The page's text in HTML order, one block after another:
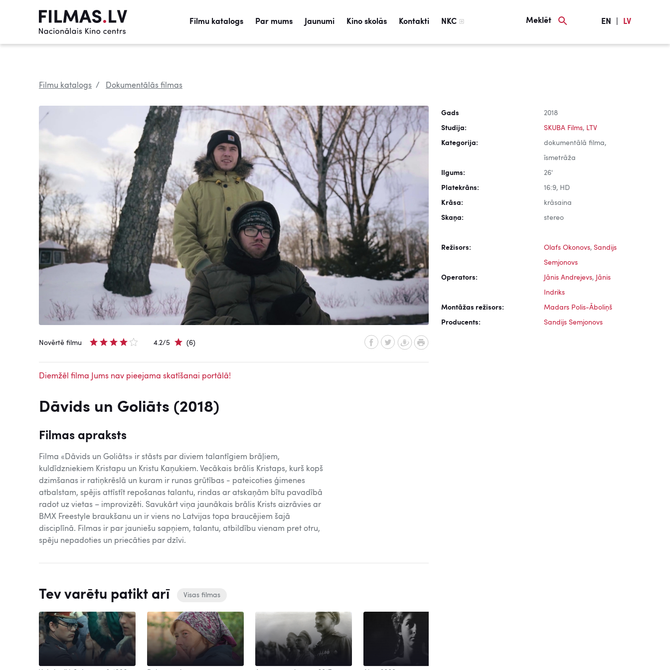
Filmu katalogs Par mums Jaunumi Kino skolās Kontakti NKC Meklēt EN LV
Filmu katalogs Dokumentālās filmas
Novērtē filmu 4.2/5 (6)
Diemžēl filma Jums nav pieejama skatīšanai portālā!
Dāvids un Goliāts (2018)
Filmas apraksts
Filma «Dāvids un Goliāts» ir stāsts par diviem talantīgiem brāļiem,
kuldīdzniekiem Kristapu un Kristu Kaņukiem. Vecākais brālis Kristaps, kurš kopš
dzimšanas ir ratiņkrēslā un kuram ir runas grūtības - pateicoties ģimenes
atbalstam, spējis attīstīt repošanas talantu, rindas ar atskaņām bītu pavadībā
radot uz vietas – improvizēti. Savukārt viņa jaunākais brālis Krists aizrāvies ar
BMX Freestyle braukšanu un ir viens no Latvijas topa braucējiem šajā
disciplīnā. Filmas ir par jauniešu sapņiem, talantu, atbildību vienam pret otru,
spēju nepadoties un priecāties par dzīvi.
Tev varētu patikt arī Visas filmas
Gads 2018
Studija: SKUBA Films, LTV
Kategorija: dokumentālā filma,
īsmetrāža
Ilgums: 26'
Platekrāns: 16:9, HD
Krāsa: krāsaina
Skaņa: stereo
Režisors: Olafs Okonovs, Sandijs
Semjonovs
Operators: Jānis Andrejevs, Jānis
Indriks
Montāžas režisors: Madars Polis-Āboliņš
Producents: Sandijs Semjonovs